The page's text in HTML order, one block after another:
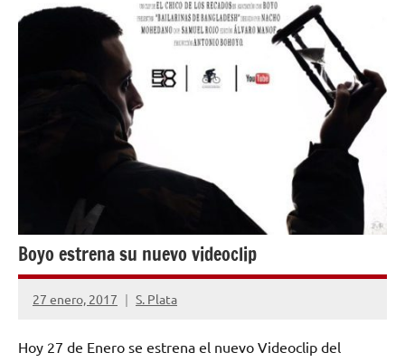
Boyo estrena su nuevo videoclip
27 enero, 2017 S. Plata
No
comentarios
Hoy 27 de Enero se estrena el nuevo Videoclip del